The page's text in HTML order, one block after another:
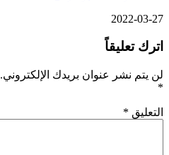
2022-03-27
اترك تعليقاً
لن يتم نشر عنوان بريدك الإلكتروني.
*
التعليق *